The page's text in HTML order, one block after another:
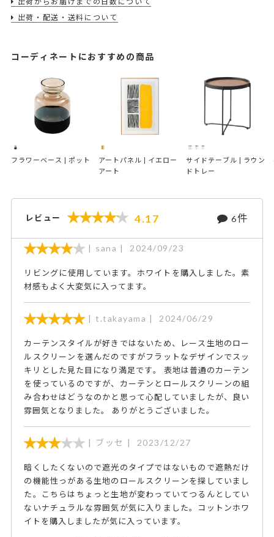
出荷・配送・送料について
コーディネートにおすすめの商品
フラワーベース | ポット
アートパネル | イエロー
アート
サイドテーブル | ラウン
ドトレー
レビュー 4.17 6件
sana 2024/09/23
リビングに使用しています。ホワイトを購入しました。素
材感もよく大変気に入ってます。
t.takayama 2024/06/29
カーテンスタイルが好きではないため、レース生地のロー
ルスクリーンを選んだのですがフラットなデザインでスッ
キリとした見た目になり満足です。 表地は普通のカーテン
を使っているのですが、カーテンとロールスクリーンの組
み合わせはどうなのかと思って心配していましたが、良い
雰囲気となりました。 ありがとうございました。
ブッセ 2023/12/27
暗くしたくないので遮光のタイプではないもので遮熱だけ
の機能性っがある生地のロールスクリーンを探していまし
た。こちらはちょっと生地が変わっていてつるんとしてい
ないナチュラルな雰囲気が気に入りました。コットンホワ
イトを購入しましたが気に入っています。